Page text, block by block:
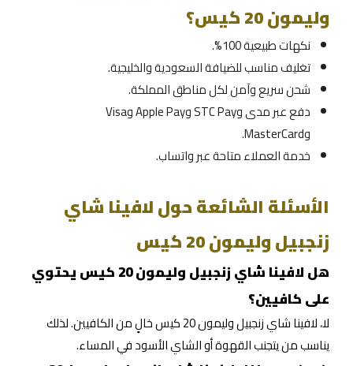
وليمون 20 كيس؟
نكهات طبيعية 100%.
تغليف مناسب للضيافة السعودية والخليجية.
شحن سريع وآمن لكل مناطق المملكة.
دفع عبر مدى وSTC Pay وApple Pay وVisa
وMasterCard.
خدمة العملاء متاحة عبر واتساب.
الأسئلة الشائعة حول لافينا شاي
زنجبيل وليمون 20 كيس
هل لافينا شاي زنجبيل وليمون 20 كيس يحتوي
على كافيين؟
لا، لافينا شاي زنجبيل وليمون 20 كيس خالٍ من الكافيين. لذلك
يناسب من يتجنب القهوة أو الشاي الأسود في المساء.